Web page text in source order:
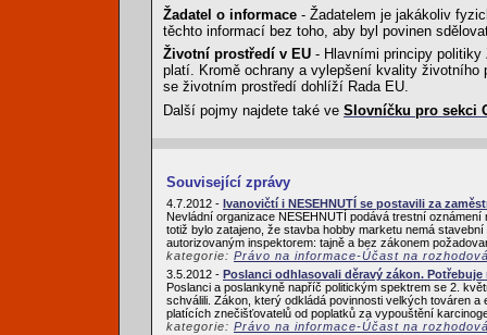
Žadatel o informace - Žadatelem je jakákoliv
těchto informací bez toho, aby byl povinen
Životní prostředí v EU - Hlavními principy politiky
platí. Kromě ochrany a vylepšení kvality
se životním prostředí dohlíží Rada EU.
Další pojmy najdete také ve Slovníčku pro sekci
Související zprávy
4.7.2012 - Ivanovičtí i NESEHNUTÍ se postavili za
Nevládní organizace NESEHNUTÍ podává trestní
totiž bylo zatajeno, že stavba hobby marketu nemá
autorizovaným inspektorem: tajně a bez zákonem
kategorie: Právo na informace-Účast na
3.5.2012 - Poslanci odhlasovali děravý zákon. Potřebuje
Poslanci a poslankyně napříč politickým spektrem se 2.
schválili. Zákon, který odkládá povinnosti velkých továren
platících znečišťovatelů od poplatků za vypouštění
kategorie: Právo na informace-Účast na